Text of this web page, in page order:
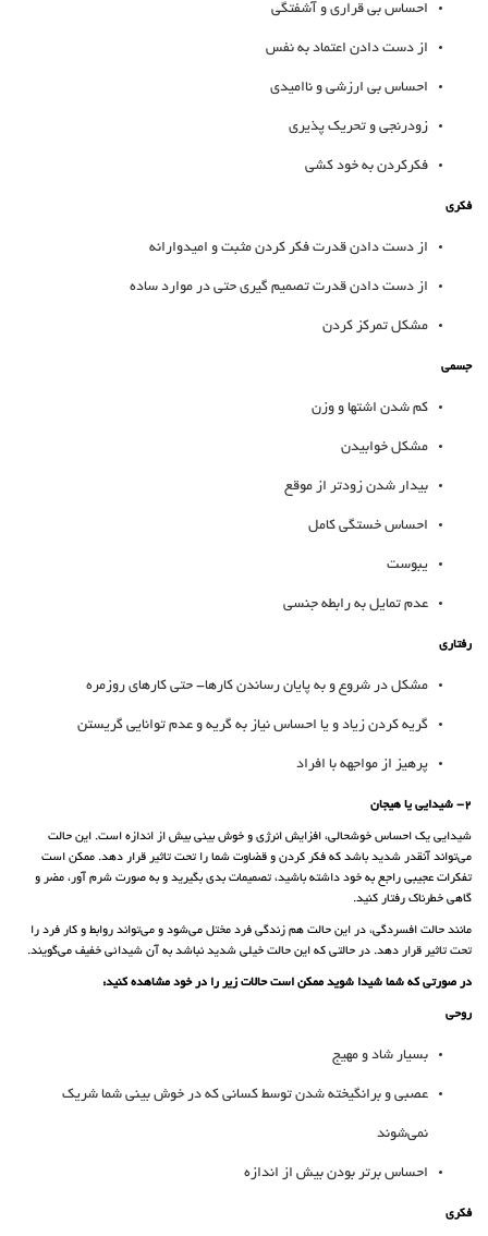
احساس بی قراری و آشفتگی
از دست دادن اعتماد به نفس
احساس بی ارزشی و ناامیدی
زودرنجی و تحریک پذیری
فکرکردن به خود کشی
فکری
از دست دادن قدرت فکر کردن مثبت و امیدوارانه
از دست دادن قدرت تصمیم گیری حتی در موارد ساده
مشکل تمرکز کردن
جسمی
کم شدن اشتها و وزن
مشکل خوابیدن
بیدار شدن زودتر از موقع
احساس خستگی کامل
یبوست
عدم تمایل به رابطه جنسی
رفتاری
مشکل در شروع و به پایان رساندن کارها- حتی کارهای روزمره
گریه کردن زیاد و یا احساس نیاز به گریه و عدم توانایی گریستن
پرهیز از مواجهه با افراد
2- شیدایی یا هیجان
شیدایی یک احساس خوشحالی، افزایش انرژی و خوش بینی بیش از اندازه است. این حالت
می‌تواند آنقدر شدید باشد که فکر کردن و قضاوت شما را تحت تاثیر قرار دهد. ممکن است
تفکرات عجیبی راجع به خود داشته باشید، تصمیمات بدی بگیرید و به صورت شرم آور، مضر و
گاهی خطرناک رفتار کنید.
مانند حالت افسردگی، در این حالت هم زندگی فرد مختل می‌شود و می‌تواند روابط و کار فرد را
تحت تاثیر قرار دهد. در حالتی که این حالت خیلی شدید نباشد به آن شیدائی خفیف می‌گویند.
در صورتی که شما شیدا شوید ممکن است حالات زیر را در خود مشاهده کنید:
روحی
بسیار شاد و مهیج
عصبی و برانگیخته شدن توسط کسانی که در خوش بینی شما شریک
نمی‌شوند
احساس برتر بودن بیش از اندازه
فکری